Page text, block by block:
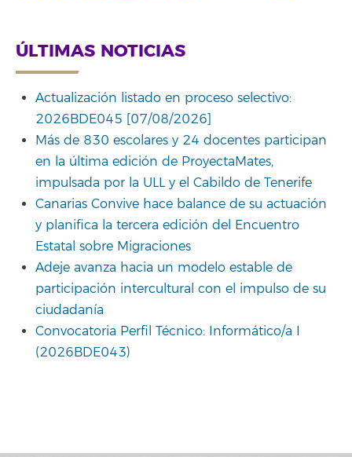
ÚLTIMAS NOTICIAS
Actualización listado en proceso selectivo:
2026BDE045 [07/08/2026]
Más de 830 escolares y 24 docentes participan
en la última edición de ProyectaMates,
impulsada por la ULL y el Cabildo de Tenerife
Canarias Convive hace balance de su actuación
y planifica la tercera edición del Encuentro
Estatal sobre Migraciones
Adeje avanza hacia un modelo estable de
participación intercultural con el impulso de su
ciudadanía
Convocatoria Perfil Técnico: Informático/a I
(2026BDE043)